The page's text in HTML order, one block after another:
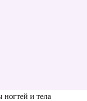
ногтей и тела